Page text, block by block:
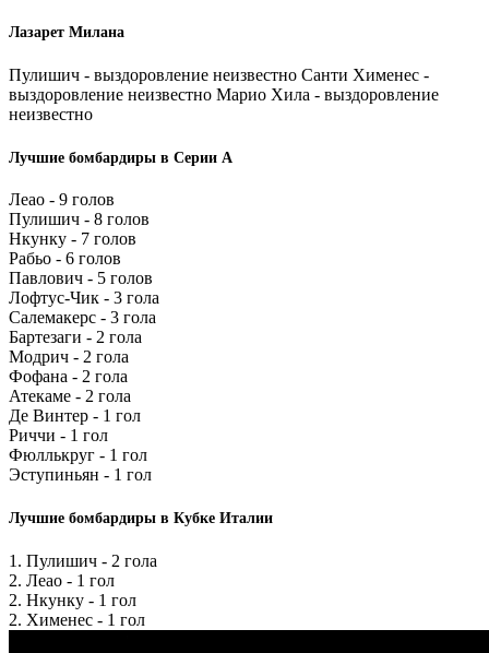
Лазарет Милана
Пулишич - выздоровление неизвестно Санти Хименес -
выздоровление неизвестно Марио Хила - выздоровление
неизвестно
Лучшие бомбардиры в Серии А
Леао - 9 голов
Пулишич - 8 голов
Нкунку - 7 голов
Рабьо - 6 голов
Павлович - 5 голов
Лофтус-Чик - 3 гола
Салемакерс - 3 гола
Бартезаги - 2 гола
Модрич - 2 гола
Фофана - 2 гола
Атекаме - 2 гола
Де Винтер - 1 гол
Риччи - 1 гол
Фюллькруг - 1 гол
Эступиньян - 1 гол
Лучшие бомбардиры в Кубке Италии
1. Пулишич - 2 гола
2. Леао - 1 гол
2. Нкунку - 1 гол
2. Хименес - 1 гол